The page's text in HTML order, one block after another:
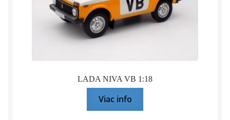
LADA NIVA VB 1:18
Viac info